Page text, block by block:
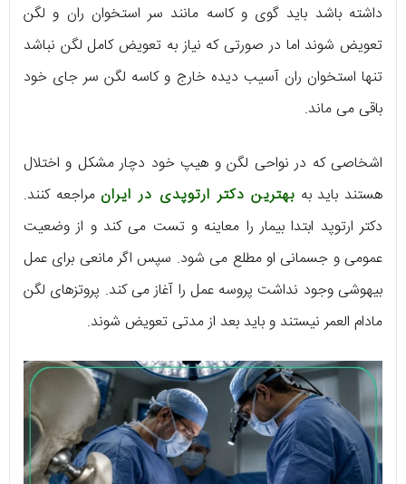
داشته باشد باید گوی و کاسه مانند سر استخوان ران و لگن
تعویض شوند اما در صورتی که نیاز به تعویض کامل لگن نباشد
تنها استخوان ران آسیب دیده خارج و کاسه لگن سر جای خود
باقی می ماند.
اشخاصی که در نواحی لگن و هیپ خود دچار مشکل و اختلال
هستند باید به بهترین دکتر ارتوپدی در ایرانمراجعه کنند.
دکتر ارتوپد ابتدا بیمار را معاینه و تست می کند و از وضعیت
عمومی و جسمانی او مطلع می شود. سپس اگر مانعی برای عمل
بیهوشی وجود نداشت پروسه عمل را آغاز می کند. پروتزهای لگن
مادام العمر نیستند و باید بعد از مدتی تعویض شوند.